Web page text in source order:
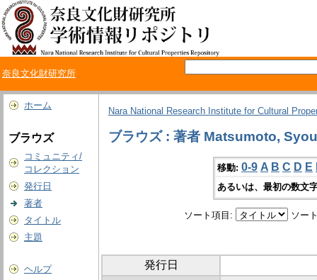
奈良文化財研究所
ホーム
ブラウズ
コミュニティ/
コレクション
発行日
著者
タイトル
主題
ヘルプ
Nara National Research Institute for Cultural
ブラウズ : 著者 Matsumoto,
移動: 0-9 A B C D E
あるいは、最初の数文
ソート項目: ソー
発行日